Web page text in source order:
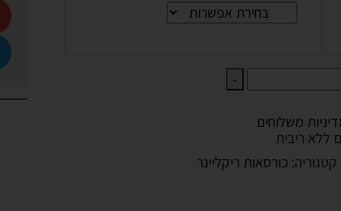
-
משלוחים
קטגוריה: כורסאות ריקליינר